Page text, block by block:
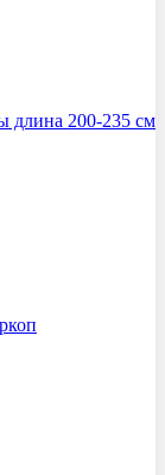
длина 200-235 см